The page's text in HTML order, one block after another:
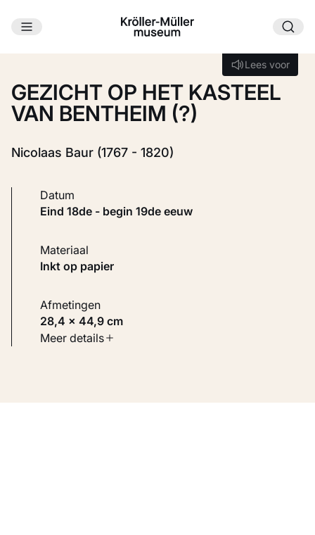
Ga naar hoofdinhoud
Lees voor
Lees voor
GEZICHT OP HET KASTEEL
VAN BENTHEIM (?)
Nicolaas Baur (1767 - 1820)
Datum
eind 18de - begin 19de eeuw
Materiaal
Inkt op papier
Afmetingen
28,4 × 44,9 cm
Soort werk
Meer details